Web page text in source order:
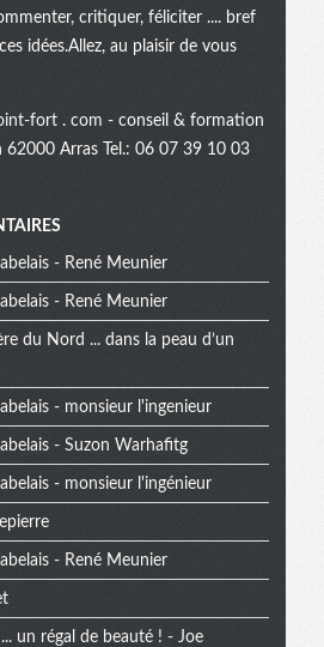
critiquer, féliciter .... bref
idées.Allez, au plaisir de vous
fort . com - conseil & formation
62000 Arras Tel.: 06 07 39 10 03
- René Meunier
- René Meunier
du Nord ... dans la peau d’un
- monsieur l'ingenieur
- Suzon Warhafitg
- monsieur l'ingénieur
- René Meunier
un régal de beauté ! - Joe